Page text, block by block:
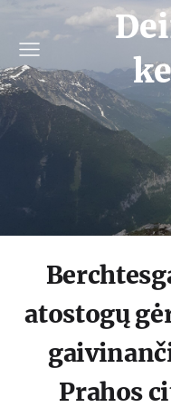
atostogų
Prahos